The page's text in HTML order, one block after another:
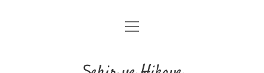
Anasayfa
menüyü